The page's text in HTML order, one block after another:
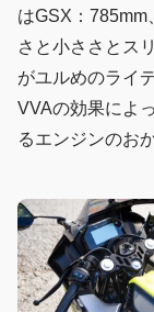
はGSX：
さと小ささとス
がユルめのライ
VVAの効果によ
るエンジンのお